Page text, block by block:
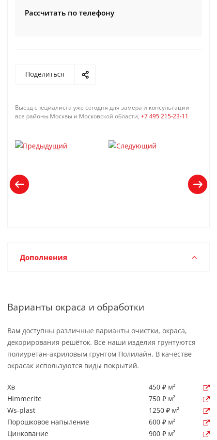
Рассчитать по телефону
Поделиться
Выезд специалиста уже сегодня для замера и консультации -
все районы Москвы и Московской области, +7 495 215-23-11
Дополнения
Варианты окраса и обработки
Вам доступны различные варианты очистки, окраса,
декорирования решёток. Все наши изделия грунтуются
полиуретан-акриловым грунтом Полилайн. В качестве
окрасак используются виды покрытий.
Хв
450 ₽ м²
Himmerite
750 ₽ м²
Ws-plast
1250 ₽ м²
Порошковое напыление
600 ₽ м²
Цинкование
900 ₽ м²